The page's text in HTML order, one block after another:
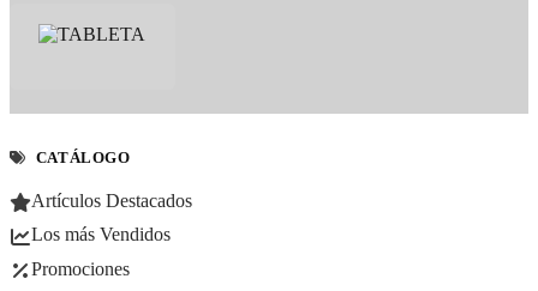
CATÁLOGO
Artículos Destacados
Los más Vendidos
Promociones